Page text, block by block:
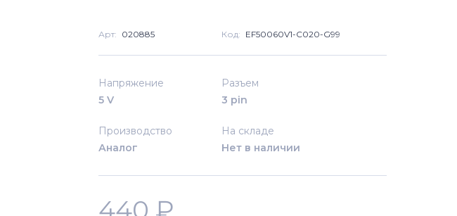
Арт: 020885 Код: EF50060V1-C020-G99
Напряжение
5 V
Разъем
3 pin
Производство
Аналог
На складе
Нет в наличии
440 ₽